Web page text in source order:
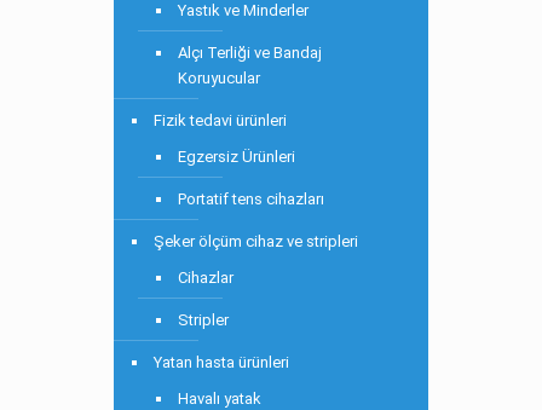
Yastık ve Minderler
Alçı Terliği ve Bandaj
Koruyucular
Fizik tedavi ürünleri
Egzersiz Ürünleri
Portatif tens cihazları
Şeker ölçüm cihaz ve stripleri
Cihazlar
Stripler
Yatan hasta ürünleri
Havalı yatak